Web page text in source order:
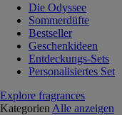
Die Odyssee
Sommerdüfte
Bestseller
Geschenkideen
Entdeckungs-Sets
Personalisiertes Set
Explore fragrances
Kategorien Alle anzeigen